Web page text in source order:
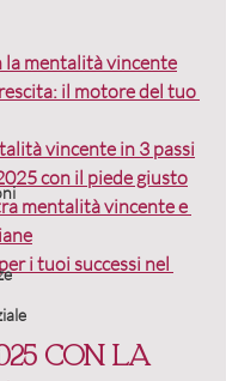
la mentalità vincente
il motore del tuo
vincente in 3 passi
con il piede giusto
mentalità vincente e
i tuoi successi nel
con la